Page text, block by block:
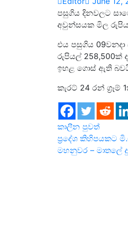
පසුගිය දිනවලට
අවුන්සයක මිල
එය පසුගිය
රුපියල් 258,500ක්
ඉහළ ගොස් ඇති බවයි
කැරට් 24 රන්
කාලීන පුවත්
Post
ප්‍රදේශ කිහිපයකට
මහනුවර – මාතලේ